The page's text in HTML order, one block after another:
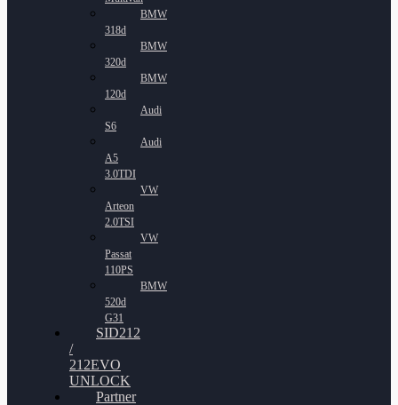
BMW
318d
BMW
320d
BMW
120d
Audi
S6
Audi
A5
3.0TDI
VW
Arteon
2.0TSI
VW
Passat
110PS
BMW
520d
G31
SID212
/
212EVO
UNLOCK
Partner